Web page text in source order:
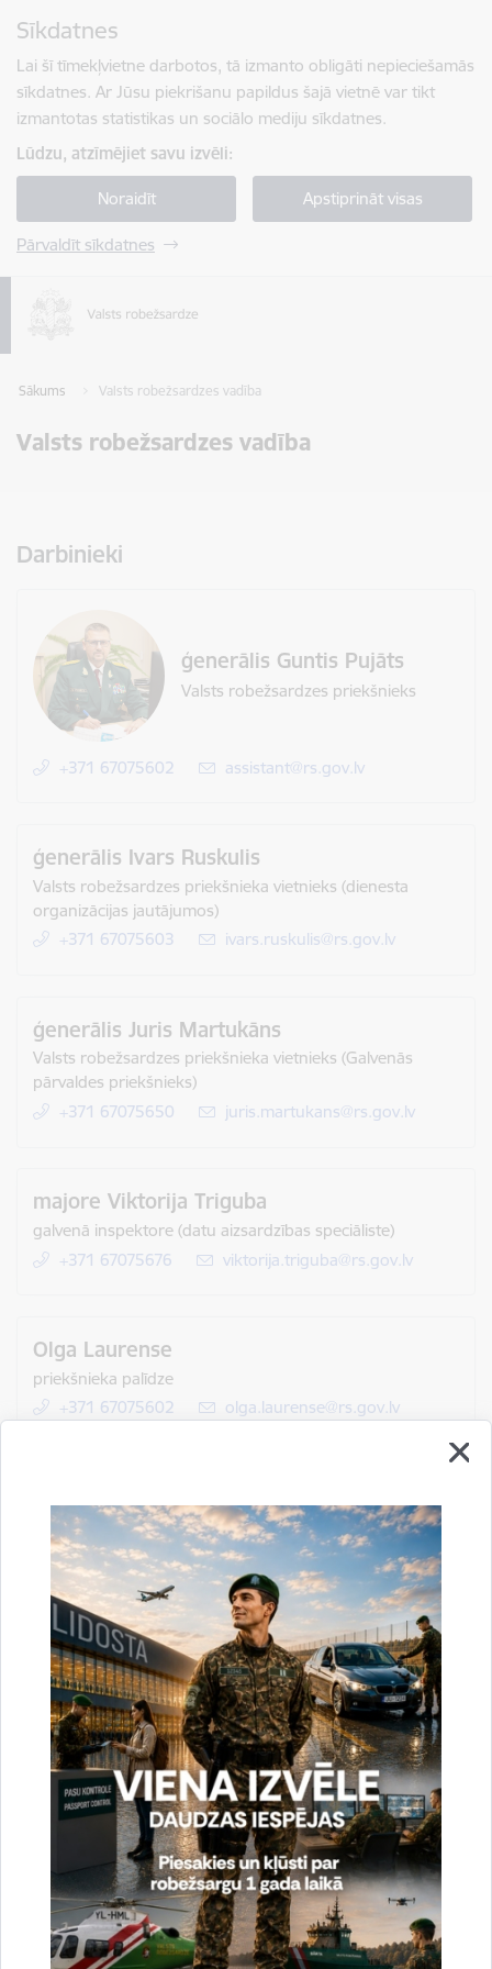
Sīkdatnes
Lai šī tīmekļvietne darbotos, tā izmanto obligāti nepieciešamās
sīkdatnes. Ar Jūsu piekrišanu papildus šajā vietnē var tikt
izmantotas statistikas un sociālo mediju sīkdatnes.
Lūdzu, atzīmējiet savu izvēli:
Noraidīt Apstiprināt visas
Pārvaldīt sīkdatnes
Sākums Valsts robežsardzes vadība
Valsts robežsardzes vadība
Darbinieki
ģenerālis Guntis Pujāts
Valsts robežsardzes priekšnieks
+371 67075602 E-pasts:
assistant@rs.gov.lv
ģenerālis Ivars Ruskulis
Valsts robežsardzes priekšnieka vietnieks (dienesta
organizācijas jautājumos)
+371 67075603
E-pasts:
ivars.ruskulis@rs.gov.lv
ģenerālis Juris Martukāns
Valsts robežsardzes priekšnieka vietnieks (Galvenās
pārvaldes priekšnieks)
+371 67075650
E-pasts:
juris.martukans@rs.gov.lv
majore Viktorija Triguba
galvenā inspektore (datu aizsardzības speciāliste)
+371 67075676
E-pasts:
viktorija.triguba@rs.gov.lv
Olga Laurense
priekšnieka palīdze
+371 67075602
E-pasts:
olga.laurense@rs.gov.lv
Drukāt lapu
Dalīties